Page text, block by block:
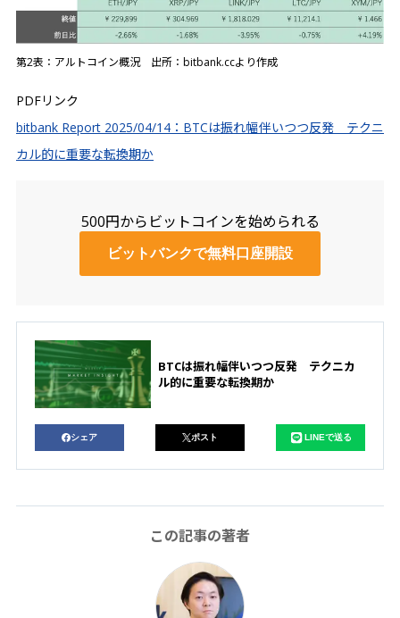
第2表：アルトコイン概況 出所：bitbank.ccより作成
PDFリンク
bitbank Report 2025/04/14：BTCは振れ幅伴いつつ反発 テクニ
カル的に重要な転換期か
500円からビットコインを始められる
ビットバンクで無料口座開設
BTCは振れ幅伴いつつ反発 テクニカ
ル的に重要な転換期か
シェア ポスト LINEで送る
この記事の著者